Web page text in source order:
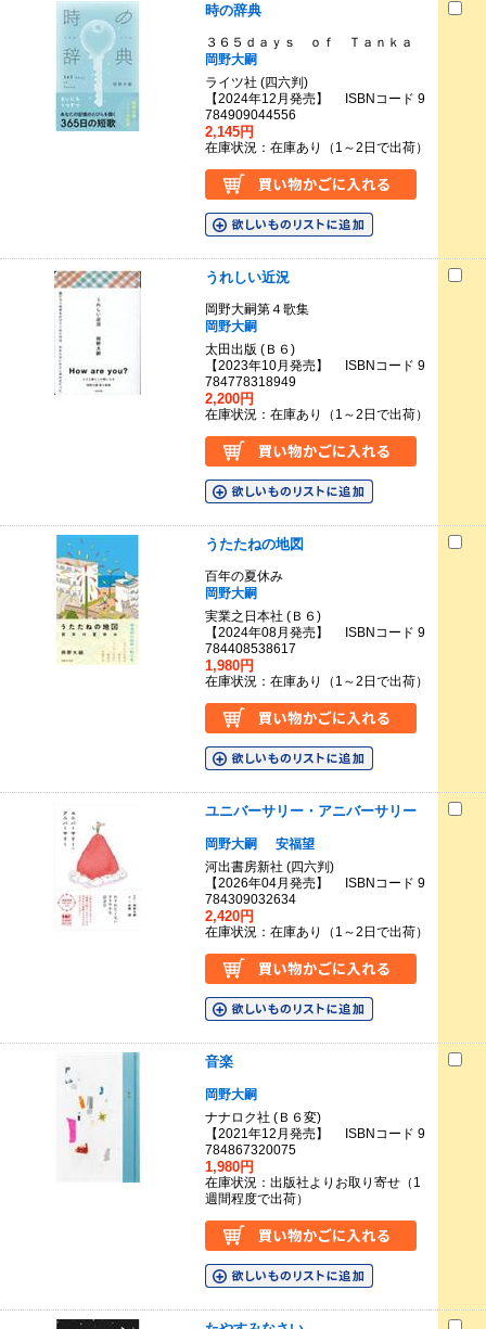
時の辞典
３６５ｄａｙｓ ｏｆ Ｔａｎｋａ
岡野大嗣
ライツ社 (四六判)
【2024年12月発売】 ISBNコード 9
784909044556
2,145円
在庫状況：在庫あり（1～2日で出荷）
うれしい近況
岡野大嗣第４歌集
岡野大嗣
太田出版 (Ｂ６)
【2023年10月発売】 ISBNコード 9
784778318949
2,200円
在庫状況：在庫あり（1～2日で出荷）
うたたねの地図
百年の夏休み
岡野大嗣
実業之日本社 (Ｂ６)
【2024年08月発売】 ISBNコード 9
784408538617
1,980円
在庫状況：在庫あり（1～2日で出荷）
ユニバーサリー・アニバーサリー
岡野大嗣
安福望
河出書房新社 (四六判)
【2026年04月発売】 ISBNコード 9
784309032634
2,420円
在庫状況：在庫あり（1～2日で出荷）
音楽
岡野大嗣
ナナロク社 (Ｂ６変)
【2021年12月発売】 ISBNコード 9
784867320075
1,980円
在庫状況：出版社よりお取り寄せ（1
週間程度で出荷）